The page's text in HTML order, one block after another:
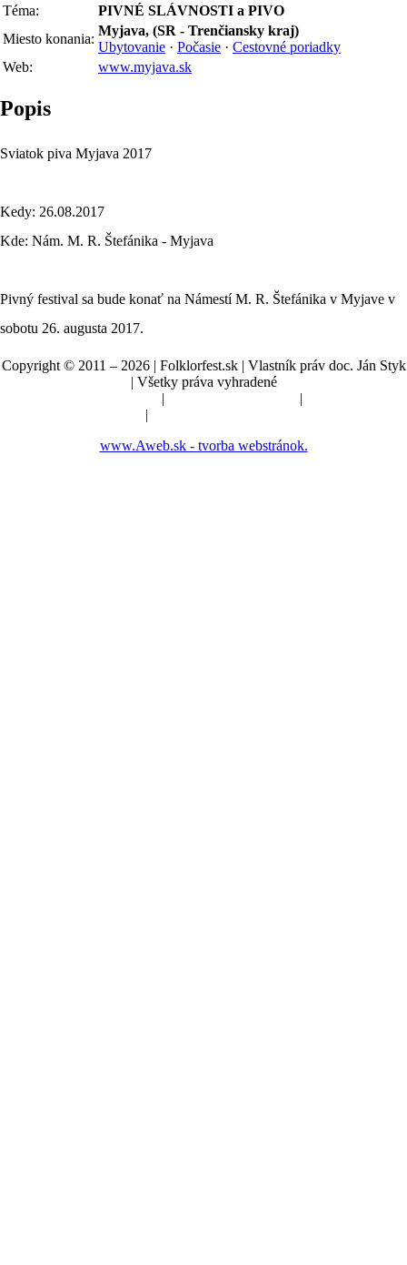
Téma:
PIVNÉ SLÁVNOSTI a PIVO
Miesto konania:
Myjava, (SR - Trenčiansky kraj)
Ubytovanie · Počasie · Cestovné poriadky
Web:
www.myjava.sk
Popis
Sviatok piva Myjava 2017
Kedy: 26.08.2017
Kde: Nám. M. R. Štefánika - Myjava
Pivný festival sa bude konať na Námestí M. R. Štefánika v Myjave v
sobotu 26. augusta 2017.
Copyright © 2011 – 2026 | Folklorfest.sk | Vlastník práv doc. Ján Styk
| Všetky práva vyhradené
| |
|
www.Aweb.sk - tvorba webstránok.